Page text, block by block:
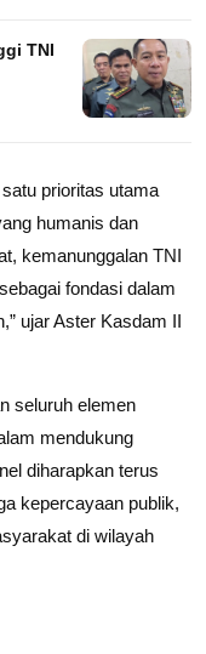
TNI
prioritas utama
humanis dan
kemanunggalan TNI
fondasi dalam
ujar Aster Kasdam II
seluruh elemen
mendukung
diharapkan terus
kepercayaan publik,
di wilayah